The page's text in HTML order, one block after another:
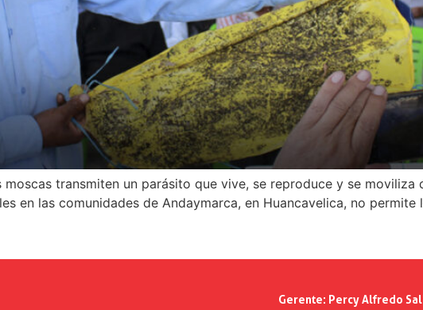
transmiten un parásito que vive, se reproduce y se moviliza
en las comunidades de Andaymarca, en Huancavelica, no permite
Gerente: Percy Alfredo